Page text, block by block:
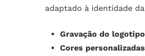
adaptado à identidade
Gravação do
Cores